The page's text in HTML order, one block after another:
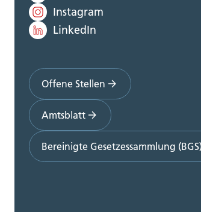
Instagram
LinkedIn
Offene Stellen
Amtsblatt
Bereinigte Gesetzessammlung